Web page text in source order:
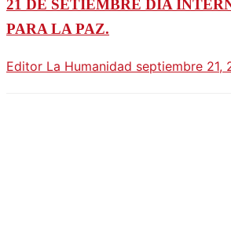
21 DE SETIEMBRE DÍA
PARA LA PAZ.
Editor La Humanidad septiembre 21,